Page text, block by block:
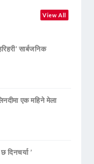
View All
सार्बजनिक
एक महिने मेला
दिनचर्या ’